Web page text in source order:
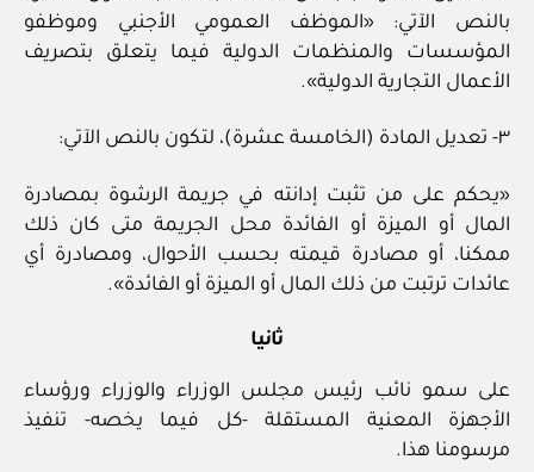
بالنص الآتي: «الموظف العمومي الأجنبي وموظفو
المؤسسات والمنظمات الدولية فيما يتعلق بتصريف
الأعمال التجارية الدولية».
٣- تعديل المادة (الخامسة عشرة)، لتكون بالنص الآتي:
«يحكم على من تثبت إدانته في جريمة الرشوة بمصادرة
المال أو الميزة أو الفائدة محل الجريمة متى كان ذلك
ممكنا، أو مصادرة قيمته بحسب الأحوال، ومصادرة أي
عائدات ترتبت من ذلك المال أو الميزة أو الفائدة».
ثانيا
على سمو نائب رئيس مجلس الوزراء والوزراء ورؤساء
الأجهزة المعنية المستقلة -كل فيما يخصه- تنفيذ
مرسومنا هذا.